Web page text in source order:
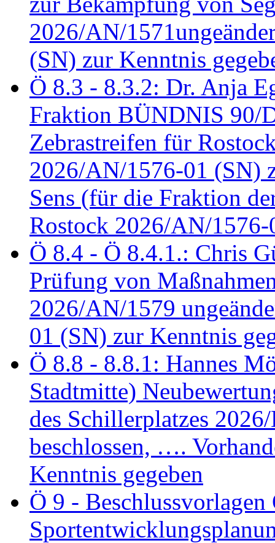
2026/AN/
(SN) zur Kenntnis
Ö 8.3 - 8.3.2: Dr. Anja
Fraktion BÜNDNIS 90/
Zebrastreifen für
2026/AN/1576-01 (SN)
Sens (für die Fraktion
Rostock 2026/AN/1576-
Ö 8.4 - Ö 8.4.1.: Chris
Prüfung von
2026/AN/1579
01 (SN) zur Kenntnis
Ö 8.8 - 8.8.1: Hannes
Stadtmitte)
des Schillerplatzes
beschlossen, ….
Kenntnis gegeben
Ö 9 - Beschlussvorlagen